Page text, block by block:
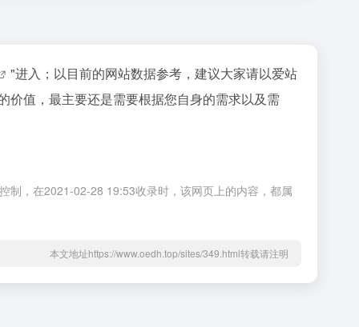
"进入；以目前的网站数据参考，建议大家请以爱站
价值，最主要还是需要根据您自身的需求以及需
制，在2021-02-28 19:53收录时，该网页上的内容，都属
本文地址https://www.oedh.top/sites/349.html转载请注明